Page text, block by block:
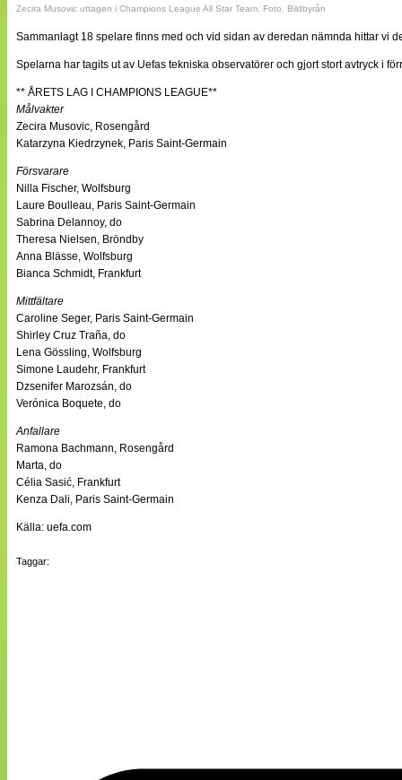
Zecira Musovic uttagen i Champions League All Star Team. Foto. Bildbyrån
Sammanlagt 18 spelare finns med och vid sidan av deredan nämnda hittar vi
Spelarna har tagits ut av Uefas tekniska observatörer och gjort stort avtryck i
** ÅRETS LAG I CHAMPIONS LEAGUE**
Målvakter
Zecira Musovic, Rosengård
Katarzyna Kiedrzynek, Paris Saint-Germain
Försvarare
Nilla Fischer, Wolfsburg
Laure Boulleau, Paris Saint-Germain
Sabrina Delannoy, do
Theresa Nielsen, Bröndby
Anna Blässe, Wolfsburg
Bianca Schmidt, Frankfurt
Mittfältare
Caroline Seger, Paris Saint-Germain
Shirley Cruz Traña, do
Lena Gössling, Wolfsburg
Simone Laudehr, Frankfurt
Dzsenifer Marozsán, do
Verónica Boquete, do
Anfallare
Ramona Bachmann, Rosengård
Marta, do
Célia Sasić, Frankfurt
Kenza Dali, Paris Saint-Germain
Källa: uefa.com
Taggar: